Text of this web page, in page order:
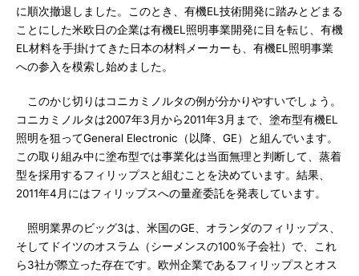
に順次撤退しました。このとき、有機EL技術開発に踏みとどまる
ことにした米欧日の企業は有機EL照明事業開発に目を転じ、有機
EL材料を手掛けてきた日本の材料メーカーも、有機EL照明事業
への参入を模索し始めました。
このかじ切りはコニカミノルタの例が分かりやすいでしょう。
コニカミノルタは2007年3月から2011年3月まで、塗布型有機EL
照明を狙ってGeneral Electronic（以降、GE）と組んでいます。
この取り組み中に塗布型では事業化は当面無理と判断して、蒸着
型を採用するフィリップスと組むことを決めています。結果、
2011年4月にはフィリップスへの量産委託を発表しています。
照明業界のビッグ3は、米国のGE、オランダのフィリップス、
そしてドイツのオスラム（シーメンスの100％子会社）で、これ
ら3社が際立った存在です。欧州企業であるフィリップスとオス